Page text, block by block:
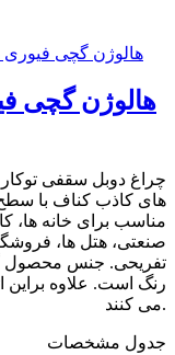
هالوژن گچی
چراغ دوبل سقفی
های کاذب کناف با
مناسب برای خانه ها،
صنعتی، هتل ها،
تفریحی. جنس محصول گچ
رنگ است. علاوه براین
می کنند.
جدول مشخصات